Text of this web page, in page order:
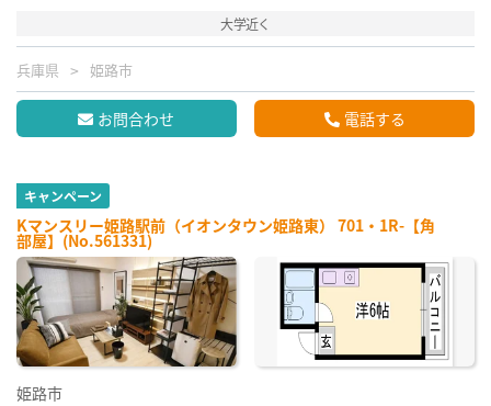
大学近く
兵庫県 姫路市
お問合わせ 電話する
キャンペーン
Kマンスリー姫路駅前（イオンタウン姫路東） 701・1R-【角
部屋】(No.561331)
姫路市